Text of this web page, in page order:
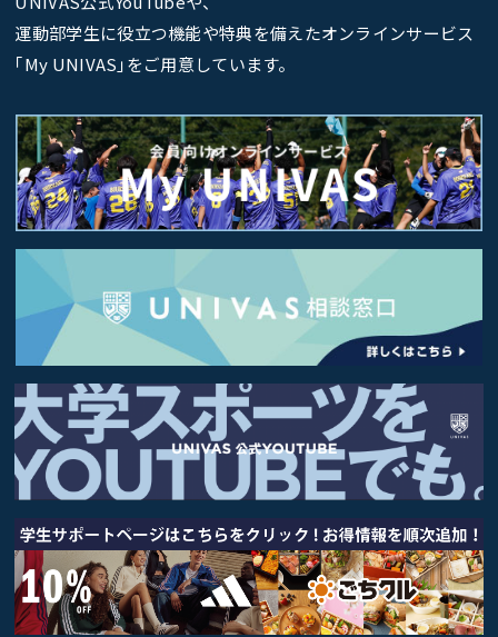
運動部学生に役立つ機能や特典を備えたオンラインサービス
｢My UNIVAS｣をご用意しています。